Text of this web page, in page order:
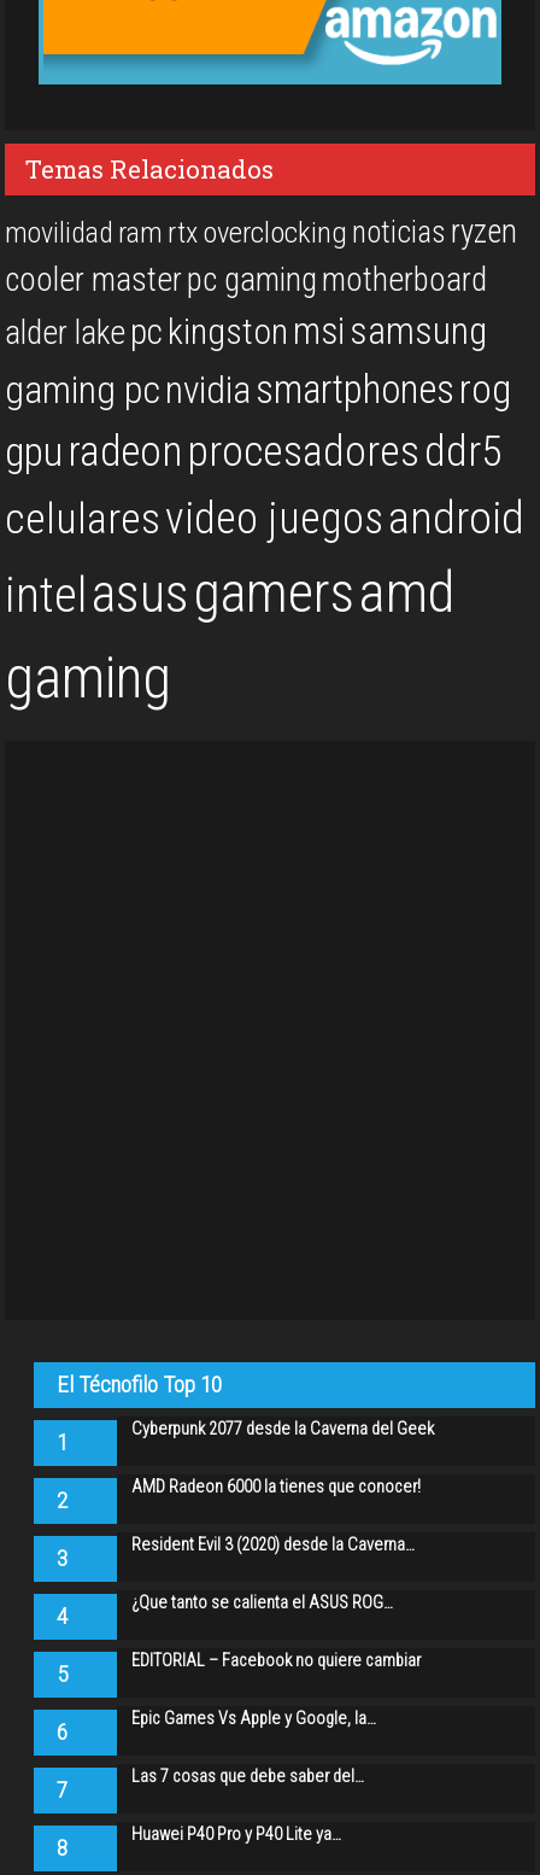
Temas Relacionados
movilidad ram rtxoverclocking noticias ryzen
cooler masterpc gamingmotherboard
alder lakepc kingston msi samsung
gaming pcnvidiasmartphones rog
gpu radeon procesadoresddr5
celularesvideo juegosandroid
intelasusgamersamd
gaming
El Técnofilo Top 10
1 Cyberpunk 2077 desde la Caverna del Geek
2 AMD Radeon 6000 la tienes que conocer!
3 Resident Evil 3 (2020) desde la Caverna…
4 ¿Que tanto se calienta el ASUS ROG…
5 EDITORIAL – Facebook no quiere cambiar
6 Epic Games Vs Apple y Google, la…
7 Las 7 cosas que debe saber del…
8 Huawei P40 Pro y P40 Lite ya…